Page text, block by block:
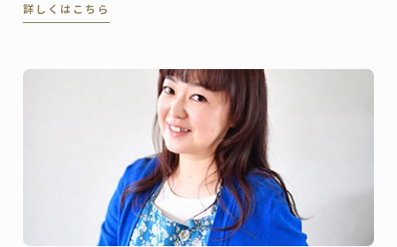
子、喫茶と時代に合わせて進化を遂げてきました。地
取得しました。
詳しくはこちら